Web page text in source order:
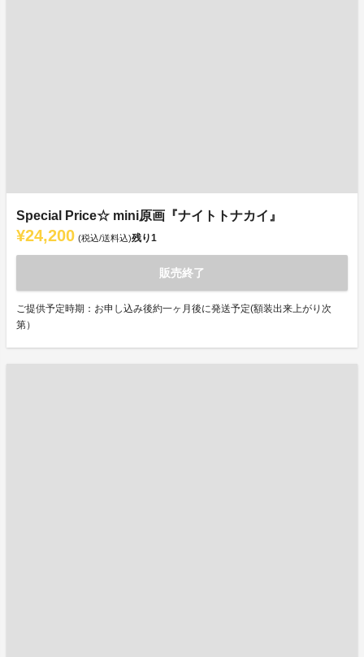
Special Price☆ mini原画『ナイトトナカイ』
¥24,200 (税込/送料込)残り1
販売終了
ご提供予定時期：お申し込み後約一ヶ月後に発送予定(額装出来上がり次
第）